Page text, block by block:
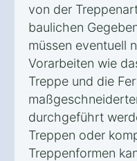
von der
baulichen
müssen eventuell
Vorarbeiten wie
Treppe und die
durchgeführt
Treppen oder
Treppenformen